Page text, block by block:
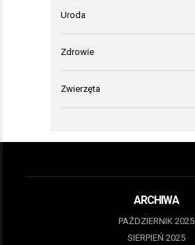
Uroda
Zdrowie
Zwierzęta
ARCHIWA
PAŹDZIERNIK 2025
SIERPIEŃ 2025